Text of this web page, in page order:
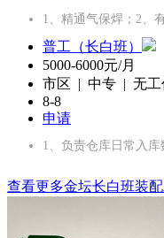
1、精通气保焊；2、
普工（长白班）
5000-6000元/月
市区 | 中专 | 无工
8-8
申请
1、负责仓库日常入
查看更多金坛长白班装